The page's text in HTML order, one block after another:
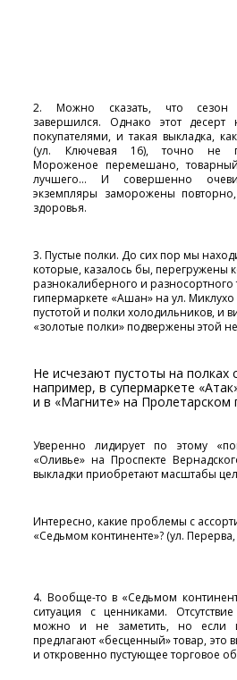
2. Можно сказать, что сезон
завершился. Однако этот
покупателями, и такая выкладка,
(ул. Ключевая 16), точно не
Мороженое перемешано, товарный
лучшего… И совершенно
экземпляры заморожены
здоровья.
3. Пустые полки. До сих пор мы
которые, казалось бы, перегружены
разнокалиберного и разносортного
гипермаркете «Ашан» на ул.
пустотой и полки холодильников, и
«золотые полки» подвержены этой
Не исчезают пустоты на полках
например, в супермаркете
и в «Магните» на Пролетарском
Уверенно лидирует по этому
«Оливье» на Проспекте
выкладки приобретают масштабы
Интересно, какие проблемы с
«Седьмом континенте»? (ул. Перерва,
4. Вообще-то в «Седьмом
ситуация с ценниками.
можно и не заметить, но если
предлагают «бесценный» товар, это
и откровенно пустующее торговое